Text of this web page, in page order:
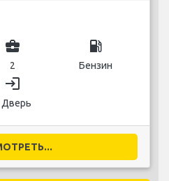
business_center
2
local_gas_station
Бензин
login
Дверь